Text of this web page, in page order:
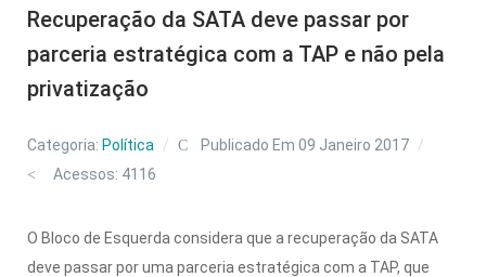
Recuperação da SATA deve passar por
parceria estratégica com a TAP e não pela
privatização
Categoria: Política
Publicado Em 09 Janeiro 2017
Acessos: 4116
O Bloco de Esquerda considera que a recuperação da SATA
deve passar por uma parceria estratégica com a TAP, que